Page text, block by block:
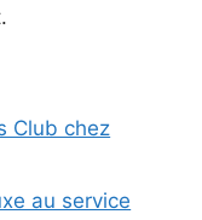
Club chez
au service